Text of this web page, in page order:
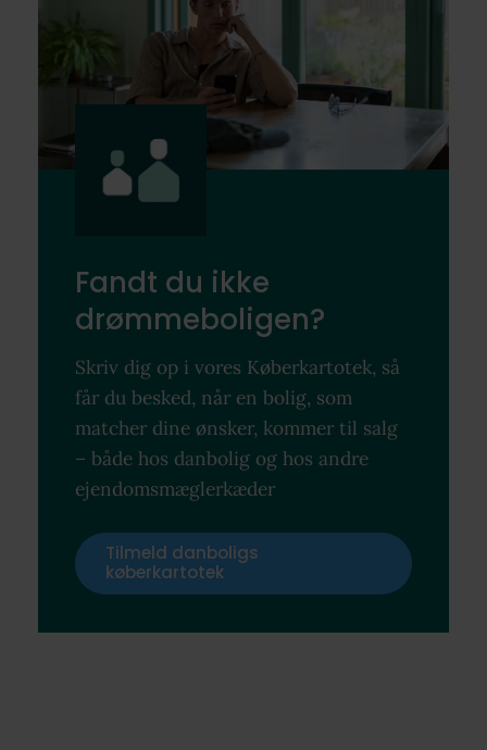
Fandt du ikke
drømmeboligen?
Skriv dig op i vores Køberkartotek, så
får du besked, når en bolig, som
matcher dine ønsker, kommer til salg
– både hos danbolig og hos andre
ejendomsmæglerkæder
Tilmeld danboligs
køberkartotek